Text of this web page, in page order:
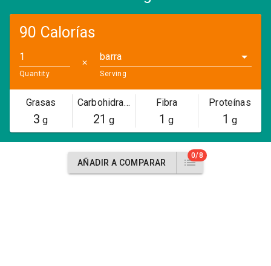
90 Calorías
Quantity
✕
barra
Serving
Grasas
3 g
Carbohidratos
21 g
Fibra
1 g
Proteínas
1 g
AÑADIR A COMPARAR
0/8